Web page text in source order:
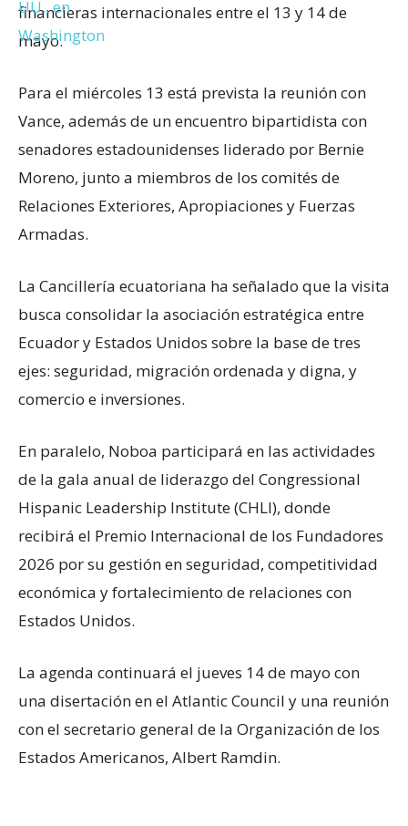
financieras internacionales entre el 13 y 14 de
mayo.
Para el miércoles 13 está prevista la reunión con
Vance, además de un encuentro bipartidista con
senadores estadounidenses liderado por Bernie
Moreno, junto a miembros de los comités de
Relaciones Exteriores, Apropiaciones y Fuerzas
Armadas.
La Cancillería ecuatoriana ha señalado que la visita
busca consolidar la asociación estratégica entre
Ecuador y Estados Unidos sobre la base de tres
ejes: seguridad, migración ordenada y digna, y
comercio e inversiones.
En paralelo, Noboa participará en las actividades
de la gala anual de liderazgo del Congressional
Hispanic Leadership Institute (CHLI), donde
recibirá el Premio Internacional de los Fundadores
2026 por su gestión en seguridad, competitividad
económica y fortalecimiento de relaciones con
Estados Unidos.
La agenda continuará el jueves 14 de mayo con
una disertación en el Atlantic Council y una reunión
con el secretario general de la Organización de los
Estados Americanos, Albert Ramdin.